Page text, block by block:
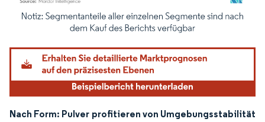
Bild © Mordor Intelligence. Wiederverwendung erfordert Namensnennung
Nach Form: Pulver profitieren von Umgebungsstabilität